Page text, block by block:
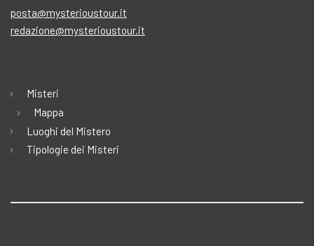
posta@mysterioustour.it
redazione@mysterioustour.it
Misteri
Mappa
Luoghi del Mistero
Tipologie dei Misteri